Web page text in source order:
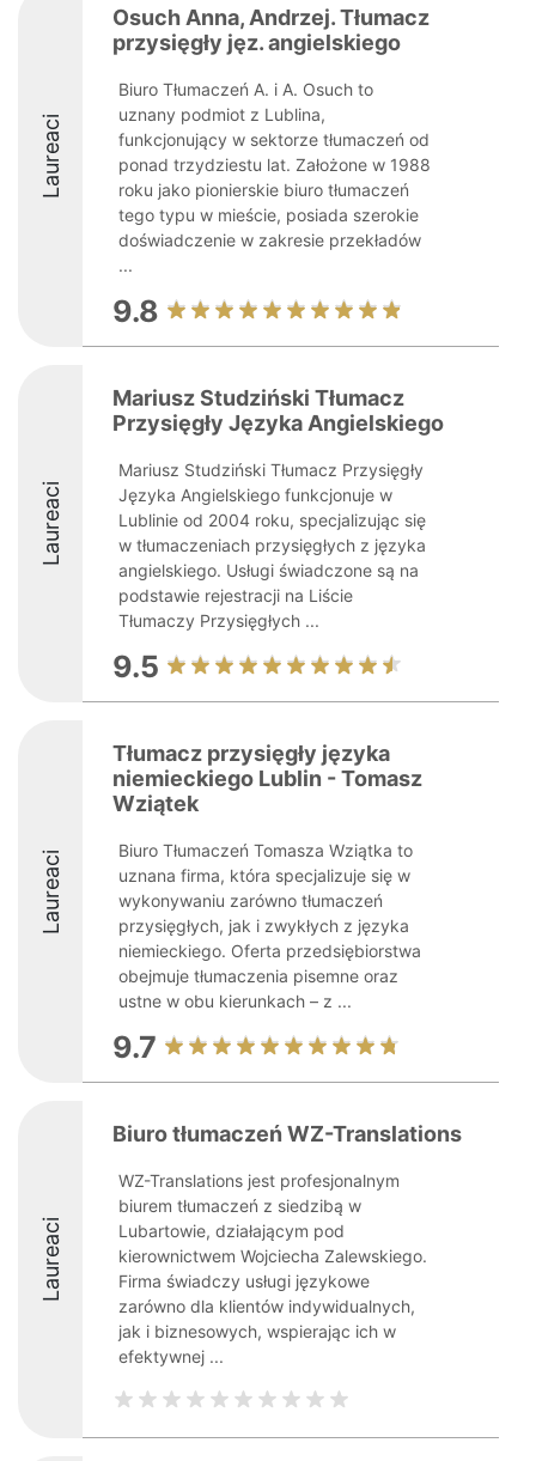
Laureaci
Osuch Anna, Andrzej. Tłumacz
przysięgły jęz. angielskiego
Biuro Tłumaczeń A. i A. Osuch to
uznany podmiot z Lublina,
funkcjonujący w sektorze tłumaczeń od
ponad trzydziestu lat. Założone w 1988
roku jako pionierskie biuro tłumaczeń
tego typu w mieście, posiada szerokie
doświadczenie w zakresie przekładów
...
9.8
Laureaci
Mariusz Studziński Tłumacz
Przysięgły Języka Angielskiego
Mariusz Studziński Tłumacz Przysięgły
Języka Angielskiego funkcjonuje w
Lublinie od 2004 roku, specjalizując się
w tłumaczeniach przysięgłych z języka
angielskiego. Usługi świadczone są na
podstawie rejestracji na Liście
Tłumaczy Przysięgłych ...
9.5
Laureaci
Tłumacz przysięgły języka
niemieckiego Lublin - Tomasz
Wziątek
Biuro Tłumaczeń Tomasza Wziątka to
uznana firma, która specjalizuje się w
wykonywaniu zarówno tłumaczeń
przysięgłych, jak i zwykłych z języka
niemieckiego. Oferta przedsiębiorstwa
obejmuje tłumaczenia pisemne oraz
ustne w obu kierunkach – z ...
9.7
Laureaci
Biuro tłumaczeń WZ-Translations
WZ-Translations jest profesjonalnym
biurem tłumaczeń z siedzibą w
Lubartowie, działającym pod
kierownictwem Wojciecha Zalewskiego.
Firma świadczy usługi językowe
zarówno dla klientów indywidualnych,
jak i biznesowych, wspierając ich w
efektywnej ...